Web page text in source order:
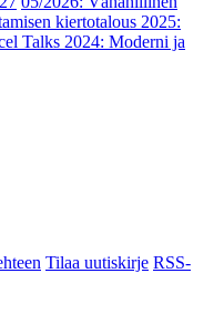
kiertotalous 2025:
Talks 2024: Moderni ja
Tilaa uutiskirje RSS-